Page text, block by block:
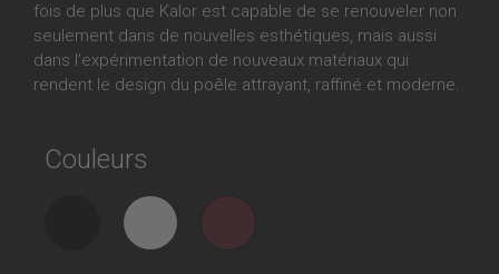
fois de plus que Kalor est capable de se renouveler non
seulement dans de nouvelles esthétiques, mais aussi
dans l’expérimentation de nouveaux matériaux qui
rendent le design du poêle attrayant, raffiné et moderne.
Couleurs